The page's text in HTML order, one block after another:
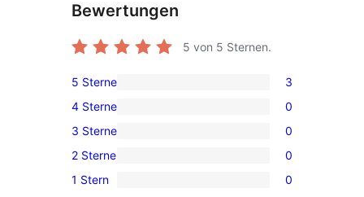
Bewertungen
5 von 5 Sternen.
3 5-
Sterne-
Rezensionen
5 Sterne 3
0 4-
Sterne-
Rezensionen
4 Sterne 0
0 3-
Sterne-
Rezensionen
3 Sterne 0
0 2-
Sterne-
2 Sterne 0
0 1-
1 Stern 0